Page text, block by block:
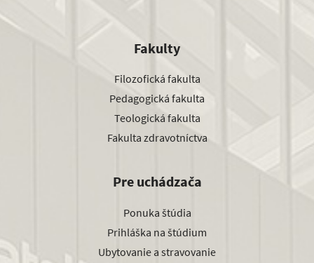
Fakulty
Filozofická fakulta
Pedagogická fakulta
Teologická fakulta
Fakulta zdravotníctva
Pre uchádzača
Ponuka štúdia
Prihláška na štúdium
Ubytovanie a stravovanie